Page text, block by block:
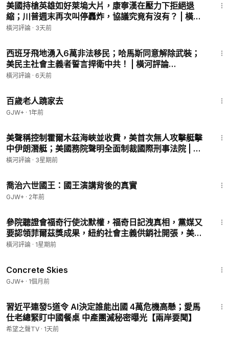
購物相關疑問請諮詢：
📪藍莓優品郵箱：customerservice@lucent-living.com
☎️藍莓優品客服電話：+1 (800)-880-5697（美東時間 週一至週
第二季即將上映🔥政治諷刺劇 《維尼的終局》https://okurl.io/5
Q3u7
立即購買《裸體的共產黨》——揭穿共產黨所有偽裝和謊言的
「冷戰聖經」，看清中共，把握未來！
🎁輸入優惠碼【HENGHE】享受9折優惠，並贈送《九評共產
黨》有聲書！
🚛紙質書主要郵寄地區：美國、加拿大、澳大利亞、紐西蘭、台
子書。
🙏 捐款支持我們：https://donorbox.org/hengheguandian
我們是符合美國聯邦501(c)(3)的非營利機構，美國朋友的捐款可
獲聯邦抵稅。
o/x.html?members/henghe/
區購票的手續費！世界頂級演出，復興華夏五千年的正統文化！
#伊朗 #川普 #出生公民權
美國持槍英雄如好萊塢大片，康寧漢在壓力下拒絕退
縮；川普週末再次叫停轟炸，協議究竟有沒有？ | 橫河
評論 2026.08.03
橫河評論 · 3天前
西班牙飛地湧入6萬非法移民；哈馬斯同意解除武裝；
美民主社會主義者誓言捍衛中共！ | 橫河評論
07.31.2026
橫河評論 · 6天前
百歲老人蹺家去
GJW+ · 1年前
美聲稱控制霍爾木茲海峽並收費，美首次無人攻擊艇擊
中伊朗潛艇；美國務院聲明全面制裁國際刑事法院 | 橫
河評論 2026.07.13
橫河評論 · 3星期前
喬治六世國王：國王演講背後的真實
GJW+ · 2年前
參院聽證會福奇行使沈默權，福奇日記洩真相，黨媒又
要認領菲爾茲獎成果，紐約社會主義供銷社開張，美免
橫河評論 · 1星期前
Concrete Skies
GJW+ · 1個月前
習近平連發5道令 AI決定誰能出國 4萬危機高懸；愛馬
仕老總緊盯中國餐桌 中產團滅秘密曝光【兩岸要聞】
希望之聲TV · 1天前